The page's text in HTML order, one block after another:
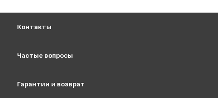
Контакты
Частые вопросы
Гарантии и возврат